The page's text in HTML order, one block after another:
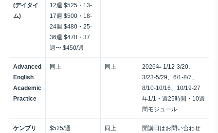
(デイタイ
ム)
12週 $525・13-
17週 $500・18-
24週 $480・25-
36週 $470・37
週〜 $450/週
Advanced
English
Academic
Practice
同上 同上
2026年 1/12-3/20、
3/23-5/29、6/1-8/7、
8/10-10/16、10/19-27
年1/1・週25時間・10週
間モジュール
ケンブリ
$525/週 同上
開講日はお問い合わせ